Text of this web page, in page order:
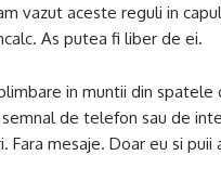
vazut aceste reguli in
As putea fi liber de ei.
in muntii din spatele
de telefon sau de
Fara mesaje. Doar eu si puii